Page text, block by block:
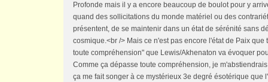
Profonde mais il y a encore beaucoup de boulot pour y
quand des sollicitations du monde matériel ou des
présentent, de se maintenir dans un état de sérénité sans
cosmique.<br /> Mais ce n'est pas encore l'état de Paix que
toute compréhension" que Lewis/Akhenaton va évoquer
Comme ça dépasse toute compréhension, je
ça me fait songer à ce mystérieux 3e degré ésotérique que